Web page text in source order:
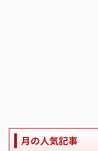
月の人気記事